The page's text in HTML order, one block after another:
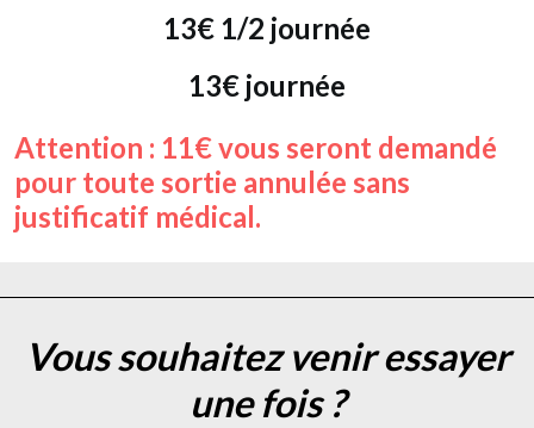
13€ 1/2 journée
13€ journée
Attention : 11€ vous seront demandé
pour toute sortie annulée sans
justificatif médical.
Vous souhaitez venir essayer
une fois ?